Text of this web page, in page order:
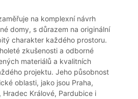
na komplexní návrh
domy, s důrazem na originální
charakter každého prostoru.
zkušenosti a odborné
materiálů a kvalitních
projektu. Jeho působnost
oblasti, jako jsou Praha,
Hradec Králové, Pardubice i